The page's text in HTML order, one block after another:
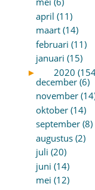
april (11)
maart (14)
februari (11)
januari (15)
►
2020
december (6)
november
oktober (14)
september (8)
augustus (2)
juli (20)
juni (14)
mei (12)